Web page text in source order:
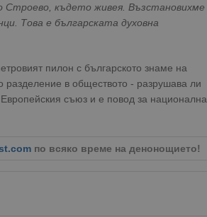
Строево, където живея. Възстановихме
Това е българската духовна
пилон с българското знаме на
разделение в обществото - разрушава ли
съюз и е повод за национална
по всяко време на денонощието!